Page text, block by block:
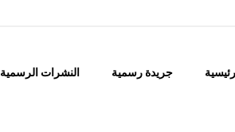
جريدة رسمية النشرات الرسمية